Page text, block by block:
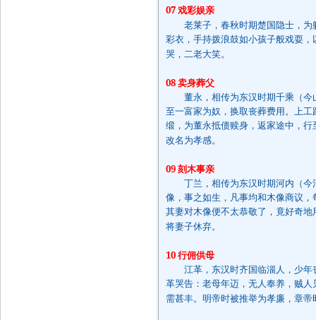
07戏彩娱亲
老莱子，春秋时期楚国隐士，为
彩衣，手持拨浪鼓如小孩子般戏耍
哭，二老大笑。
08卖身葬父
董永，相传为东汉时期千乘（今
至一富家为奴，换取丧葬费用。上
缎，为董永抵债赎身，返家途中，
改名为孝感。
09刻木事亲
丁兰，相传为东汉时期河内（今
像，事之如生，凡事均和木像商议
其妻对木像便不太恭敬了，竟好奇
将妻子休弃。
10行佣供母
江革，东汉时齐国临淄人，少年
革哭告：老母年迈，无人奉养，贼
需甚丰。明帝时被推举为孝廉，章